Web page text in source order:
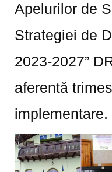
Apelurilor de
Strategiei de
2023-2027”
aferentă
implementare.